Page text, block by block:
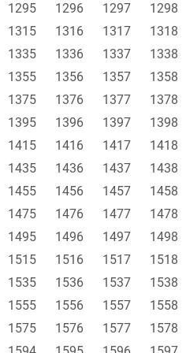
1295 1296 1297 1298
1315 1316 1317 1318
1335 1336 1337 1338
1355 1356 1357 1358
1375 1376 1377 1378
1395 1396 1397 1398
1415 1416 1417 1418
1435 1436 1437 1438
1455 1456 1457 1458
1475 1476 1477 1478
1495 1496 1497 1498
1515 1516 1517 1518
1535 1536 1537 1538
1555 1556 1557 1558
1575 1576 1577 1578